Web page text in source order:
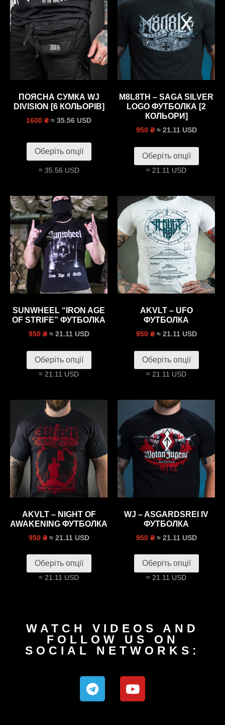
ПОЯСНА СУМКА WJ
DIVISION [6 КОЛЬОРІВ]
1600 ₴ ≈ 35.56 USD
Оберіть опції
≈ 35.56 USD
M8L8TH – SAGA SILVER
LOGO ФУТБОЛКА [2
КОЛЬОРИ]
950 ₴ ≈ 21.11 USD
Оберіть опції
≈ 21.11 USD
SUNWHEEL “IRON AGE
OF STRIFE” ФУТБОЛКА
950 ₴ ≈ 21.11 USD
Оберіть опції
≈ 21.11 USD
AKVLT – UFO
ФУТБОЛКА
950 ₴ ≈ 21.11 USD
Оберіть опції
≈ 21.11 USD
AKVLT – NIGHT OF
AWAKENING ФУТБОЛКА
950 ₴ ≈ 21.11 USD
Оберіть опції
≈ 21.11 USD
WJ – ASGARDSREI IV
ФУТБОЛКА
950 ₴ ≈ 21.11 USD
Оберіть опції
≈ 21.11 USD
WATCH VIDEOS AND
FOLLOW US ON
SOCIAL NETWORKS: